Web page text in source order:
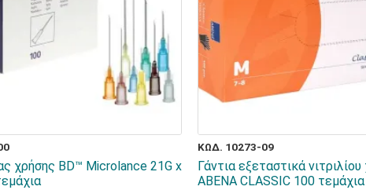
χρήσης BD™ Microlance 21G x
ΚΩΔ. 10273-09
Γάντια εξεταστικά
ABENA CLASSIC 100